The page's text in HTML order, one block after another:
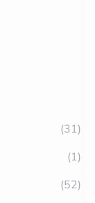
(31)
(1)
(52)